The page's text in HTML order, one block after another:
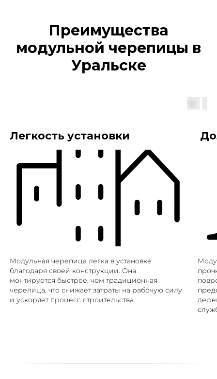
Преимущества
модульной черепицы в
Уральске
Легкость установки
Модульная черепица легка в установке
благодаря своей конструкции. Она
монтируется быстрее, чем традиционная
черепица, что снижает затраты на рабочую силу
и ускоряет процесс строительства.